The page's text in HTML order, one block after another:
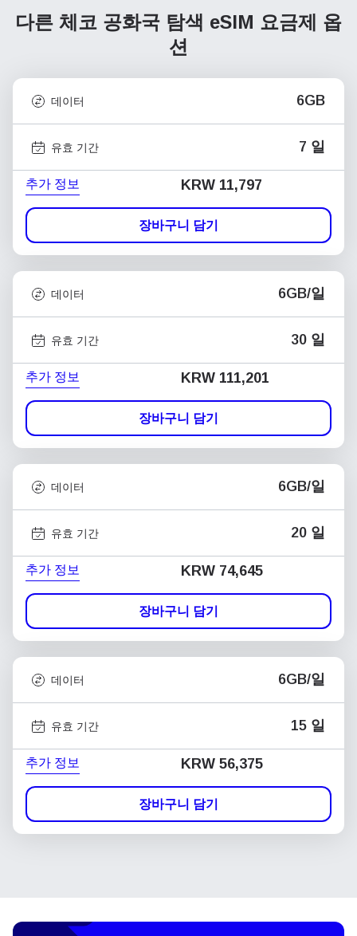
다른 체코 공화국 탐색 eSIM 요금제 옵
션
데이터 6GB
유효 기간 7 일
추가 정보 KRW 11,797
장바구니 담기
데이터 6GB/일
유효 기간 30 일
추가 정보 KRW 111,201
장바구니 담기
데이터 6GB/일
유효 기간 20 일
추가 정보 KRW 74,645
장바구니 담기
데이터 6GB/일
유효 기간 15 일
추가 정보 KRW 56,375
장바구니 담기